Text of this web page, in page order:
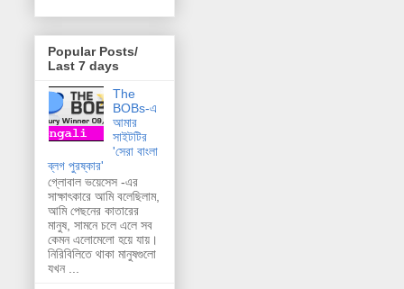
Popular Posts/
Last 7 days
The
BOBs-এ
আমার
সাইটটির
'সেরা বাংলা
ব্লগ পুরষ্কার'
গ্লোবাল ভয়েসেস -এর
সাক্ষাৎকারে আমি বলেছিলাম,
আমি পেছনের কাতারের
মানুষ, সামনে চলে এলে সব
কেমন এলোমেলো হয়ে যায়।
নিরিবিলিতে থাকা মানুষগুলো
যখন ...